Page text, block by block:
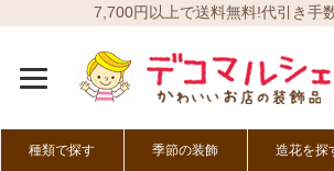
7,700円以上で送料無料!代引き手
種類で探す 季節の装飾 造花を探